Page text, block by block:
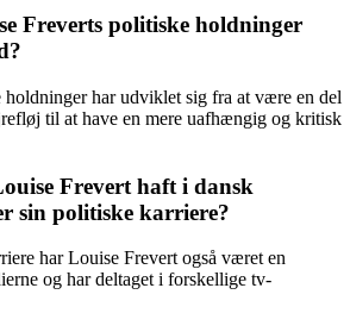
Freverts politiske holdninger
har udviklet sig fra at være en del
til at have en mere uafhængig og kritisk
Frevert haft i dansk
sin politiske karriere?
har Louise Frevert også været en
og har deltaget i forskellige tv-